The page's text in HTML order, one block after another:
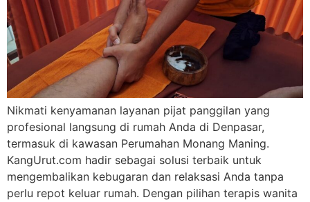
Nikmati kenyamanan layanan pijat panggilan yang
profesional langsung di rumah Anda di Denpasar,
termasuk di kawasan Perumahan Monang Maning.
KangUrut.com hadir sebagai solusi terbaik untuk
mengembalikan kebugaran dan relaksasi Anda tanpa
perlu repot keluar rumah. Dengan pilihan terapis wanita